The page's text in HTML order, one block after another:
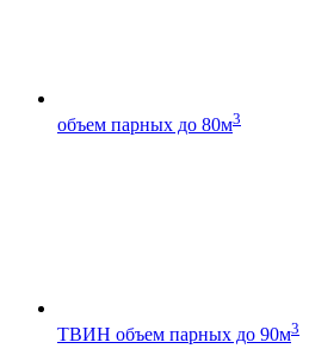
объем парных до 80м3
ТВИН объем парных до 90м3